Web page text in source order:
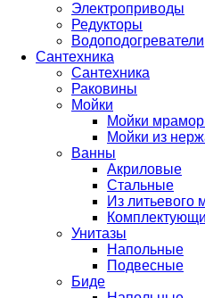
Электроприводы
Редукторы
Водоподогреватели
Сантехника
Сантехника
Раковины
Мойки
Мойки
Мойки из
Ванны
Акриловые
Стальные
Из литьевого
Унитазы
Напольные
Подвесные
Биде